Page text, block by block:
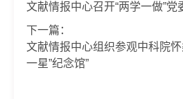
文献情报中心召开“两学一做”
下一篇：
文献情报中心组织参观中科院
一星”纪念馆”